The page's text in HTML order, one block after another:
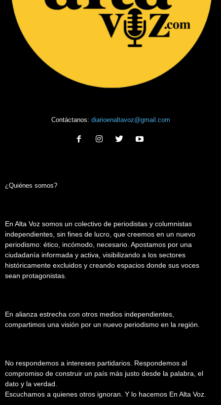
Contáctanos: diarioenaltavoz@gmail.com
¿Quiénes somos?
En Alta Voz somos un colectivo de periodistas y columnistas
independientes, sin fines de lucro, que creemos en un nuevo
periodismo: ético, incómodo, necesario. Apostamos por una
ciudadanía informada y activa, visibilizando a los sectores
históricamente excluidos y creando espacios donde sus voces
sean protagonistas.
En alianza estrecha con otros medios independientes,
compartimos una visión por un nuevo periodismo en la región.
No respondemos a intereses partidarios. Respondemos al
compromiso de construir un país más justo desde la palabra, el
dato y la verdad.
Escuchamos a quienes otros ignoran. Y lo hacemos En Alta Voz.